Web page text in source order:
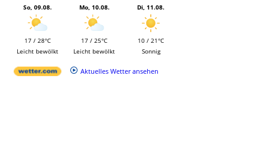
So, 09.08.
17 / 28°C
Leicht bewölkt
Mo, 10.08.
17 / 25°C
Leicht bewölkt
Di, 11.08.
10 / 21°C
Sonnig
Aktuelles Wetter ansehen